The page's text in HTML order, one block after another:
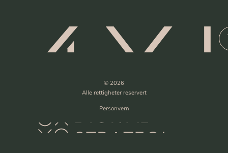
© 2026
Alle rettigheter reservert
Personvern